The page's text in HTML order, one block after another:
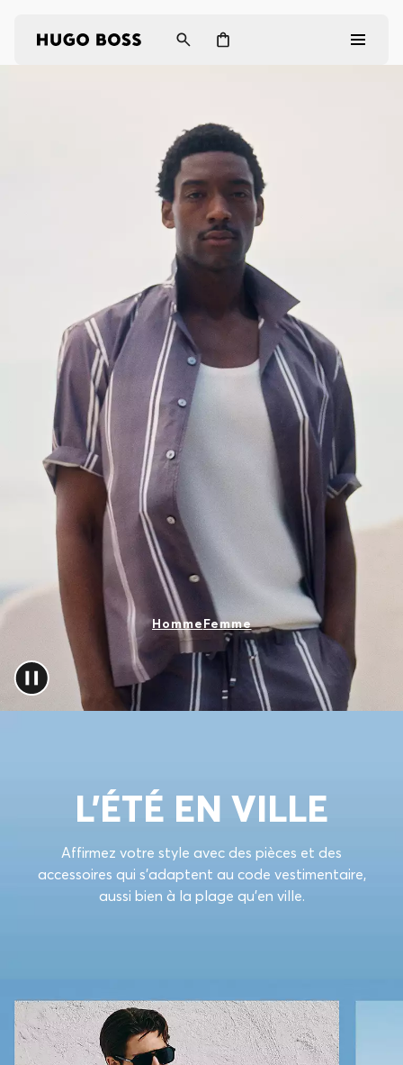
Connexion / Inscription
Favoris (
Articles)
Contact et service
Magasins
Langue (CA C$
HommeFemme
L’ÉTÉ EN VILLE
Affirmez votre style avec des pièces et des
accessoires qui s’adaptent au code vestimentaire,
aussi bien à la plage qu’en ville.